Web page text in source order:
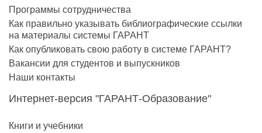
Программы сотрудничества
Как правильно указывать библиографические ссылки
на материалы системы ГАРАНТ
Как опубликовать свою работу в системе ГАРАНТ?
Вакансии для студентов и выпускников
Наши контакты
Интернет-версия "ГАРАНТ-Образование"
Книги и учебники